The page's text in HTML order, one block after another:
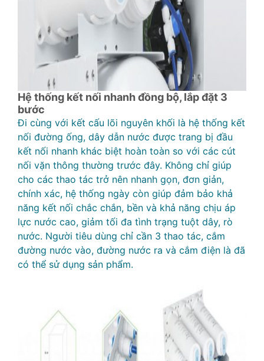
Hệ thống kết nối nhanh đồng bộ, lắp đặt 3
bước
Đi cùng với kết cấu lõi nguyên khối là hệ thống kết
nối đường ống, dây dẫn nước được trang bị đầu
kết nối nhanh khác biệt hoàn toàn so với các cút
nối vặn thông thường trước đây. Không chỉ giúp
cho các thao tác trở nên nhanh gọn, đơn giản,
chính xác, hệ thống ngày còn giúp đảm bảo khả
năng kết nối chắc chắn, bền và khả năng chịu áp
lực nước cao, giảm tối đa tình trạng tuột dây, rò
nước. Người tiêu dùng chỉ cần 3 thao tác, cắm
đường nước vào, đường nước ra và cắm điện là đã
có thể sử dụng sản phẩm.